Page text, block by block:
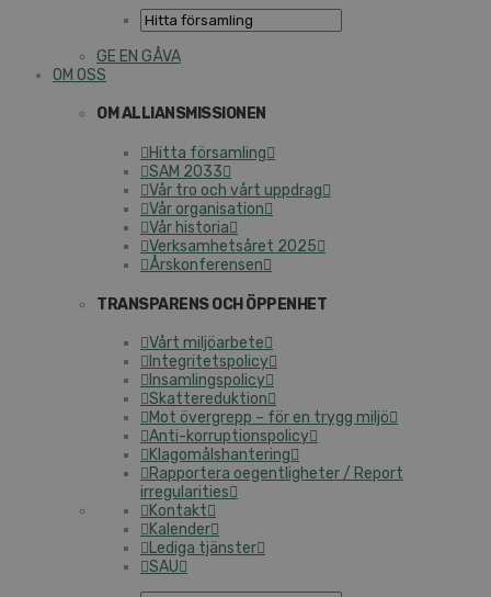
GE EN GÅVA
OM OSS
OM ALLIANSMISSIONEN
Hitta församling
SAM 2033
Vår tro och vårt uppdrag
Vår organisation
Vår historia
Verksamhetsåret 2025
Årskonferensen
TRANSPARENS OCH ÖPPENHET
Vårt miljöarbete
Integritetspolicy
Insamlingspolicy
Skattereduktion
Mot övergrepp – för en trygg miljö
Anti-korruptionspolicy
Klagomålshantering
Rapportera oegentligheter / Report
irregularities
Kontakt
Kalender
Lediga tjänster
SAU